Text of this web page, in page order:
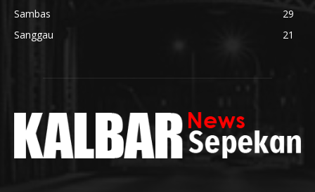
Sambas
29
Sanggau
21